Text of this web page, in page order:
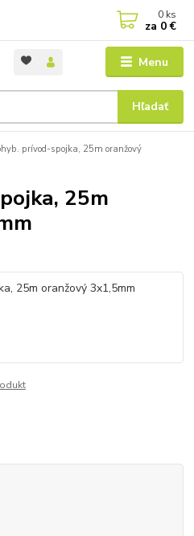
Menu
Hľadať
0 ks
za 0 €
prívod-spojka, 25m oranžový
25m